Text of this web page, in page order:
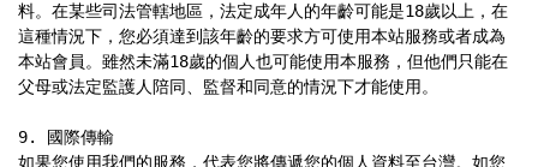
料。在某些司法管轄地區，法定成年人的年齡可能是18歲以上，在
這種情況下，您必須達到該年齡的要求方可使用本站服務或者成為
本站會員。雖然未滿18歲的個人也可能使用本服務，但他們只能在
父母或法定監護人陪同、監督和同意的情況下才能使用。
9. 國際傳輸
如果您使用我們的服務，代表您將傳遞您的個人資料至台灣。如您